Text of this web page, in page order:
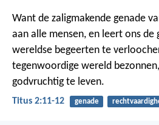
Want de zaligmakende genade
aan alle mensen, en leert ons de
wereldse begeerten te
tegenwoordige wereld
godvruchtig te leven.
Titus 2:11-12 genade